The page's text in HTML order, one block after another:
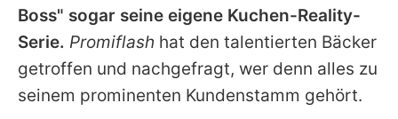
Boss" sogar seine eigene Kuchen-Reality-
Serie. Promiflash hat den talentierten Bäcker
getroffen und nachgefragt, wer denn alles zu
seinem prominenten Kundenstamm gehört.